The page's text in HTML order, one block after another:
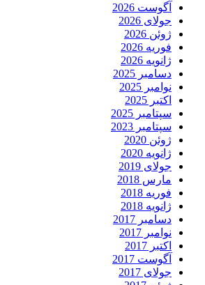
آگوست 2026
جولای 2026
ژوئن 2026
فوریه 2026
ژانویه 2026
دسامبر 2025
نوامبر 2025
اکتبر 2025
سپتامبر 2025
سپتامبر 2023
ژوئن 2020
ژانویه 2020
جولای 2019
مارس 2018
فوریه 2018
ژانویه 2018
دسامبر 2017
نوامبر 2017
اکتبر 2017
آگوست 2017
جولای 2017